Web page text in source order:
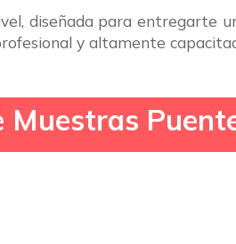
diseñada para entregarte
y altamente